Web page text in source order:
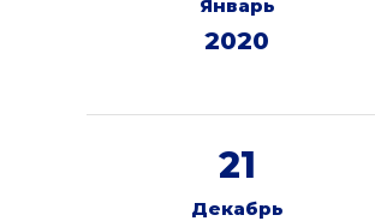
Январь
2020
21
Декабрь